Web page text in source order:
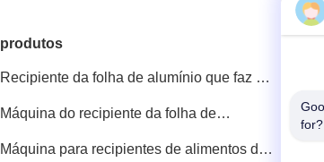
produtos
Recipiente da folha de alumínio que faz a
Máquina do recipiente da folha de
Máquina para recipientes de alimentos de
for?